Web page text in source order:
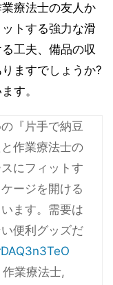
療法士の友人か
トする強力な滑
工夫、備品の収
ますでしょうか?
す。
『片手で納豆
作業療法士の
にフィットす
ージを開ける
ます。需要は
便利グッズだ
業療法士,